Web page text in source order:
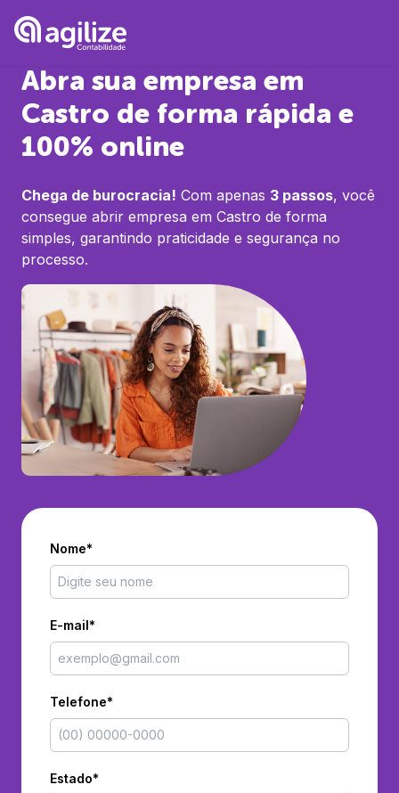
Abra sua empresa em
Castro de forma rápida e
100% online
Chega de burocracia! Com apenas 3 passos, você
consegue abrir empresa em Castro de forma
simples, garantindo praticidade e segurança no
processo.
Nome*
E-mail*
Telefone*
Estado*